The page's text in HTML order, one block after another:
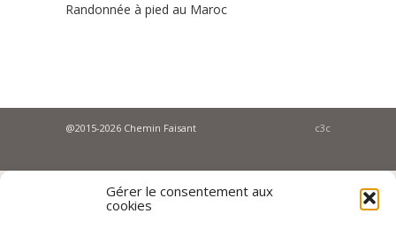
Gérer le consentement aux
cookies
Randonnée à pied au Maroc
@2015-2026 Chemin Faisant c3c